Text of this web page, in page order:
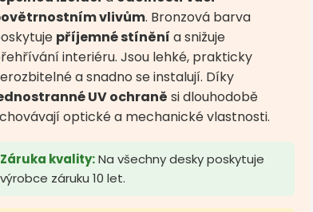
vlivům. Bronzová barva
příjemné stínění a snižuje
interiéru. Jsou lehké, prakticky
a snadno se instalují. Díky
UV ochraně si dlouhodobě
optické a mechanické vlastnosti.
Záruka kvality:Na všechny desky poskytuje
výrobce záruku 10 let.